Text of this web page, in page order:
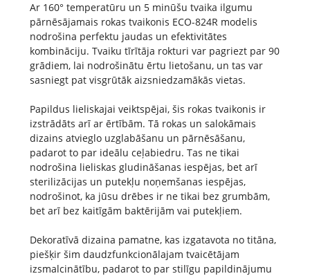
Ar 160° temperatūru un 5 minūšu tvaika ilgumu
pārnēsājamais rokas tvaikonis ECO-824R modelis
nodrošina perfektu jaudas un efektivitātes
kombināciju. Tvaiku tīrītāja rokturi var pagriezt par 90
grādiem, lai nodrošinātu ērtu lietošanu, un tas var
sasniegt pat visgrūtāk aizsniedzamākās vietas.
Papildus lieliskajai veiktspējai, šis rokas tvaikonis ir
izstrādāts arī ar ērtībām. Tā rokas un salokāmais
dizains atvieglo uzglabāšanu un pārnēsāšanu,
padarot to par ideālu ceļabiedru. Tas ne tikai
nodrošina lieliskas gludināšanas iespējas, bet arī
sterilizācijas un putekļu noņemšanas iespējas,
nodrošinot, ka jūsu drēbes ir ne tikai bez grumbām,
bet arī bez kaitīgām baktērijām vai putekļiem.
Dekoratīvā dizaina pamatne, kas izgatavota no titāna,
piešķir šim daudzfunkcionālajam tvaicētājam
izsmalcinātību, padarot to par stilīgu papildinājumu